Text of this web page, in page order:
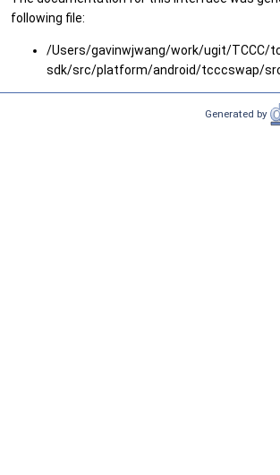
following file:
/Users/gavinwjwang/work/ugit/TCCC/
sdk/src/platform/android/tcccswap/
Generated by